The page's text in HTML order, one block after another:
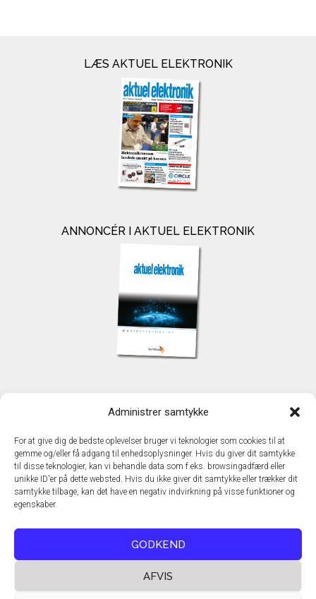
Administrer samtykke
For at give dig de bedste oplevelser bruger vi teknologier som cookies til at
gemme og/eller få adgang til enhedsoplysninger. Hvis du giver dit samtykke
til disse teknologier, kan vi behandle data som f.eks. browsingadfærd eller
unikke ID'er på dette websted. Hvis du ikke giver dit samtykke eller trækker dit
samtykke tilbage, kan det have en negativ indvirkning på visse funktioner og
egenskaber.
GODKEND
AFVIS
LÆS AKTUEL ELEKTRONIK
ANNONCÉR I AKTUEL ELEKTRONIK
TechMedia A/S
DK - 2600 Glostrup
www.techmedia.dk
Telefon: +45 43 24 26 28
E-mail:info@techmedia.dk